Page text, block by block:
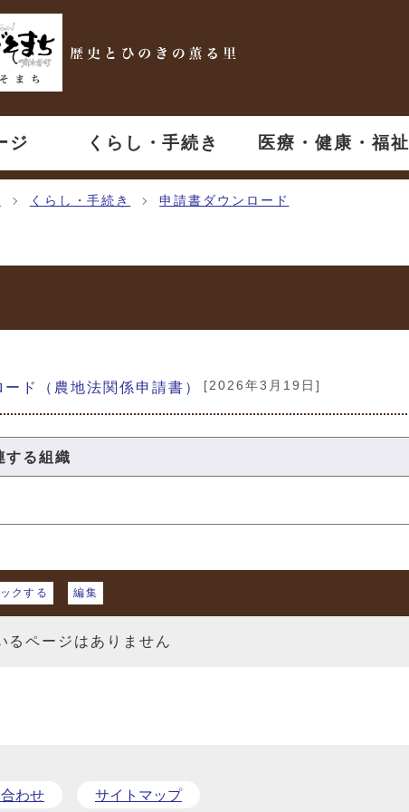
ジ くらし・手続き 医療・健康・福祉
くらし・手続き 申請書ダウンロード
ー
ド（農地法関係申請書） [2026年3月19日]
する組織
クする 編集
るページはありません
わせ サイトマップ